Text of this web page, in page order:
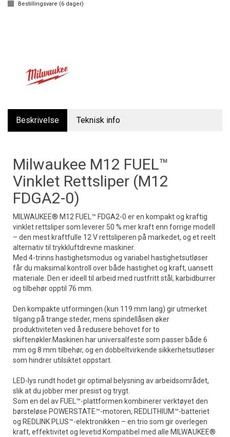
Bestillingsvare (6 dager)
Beskrivelse Teknisk info
Milwaukee M12 FUEL™
Vinklet Rettsliper (M12
FDGA2-0)
MILWAUKEE® M12 FUEL™ FDGA2-0 er en kompakt og kraftig
vinklet rettsliper som leverer 50 % mer kraft enn forrige modell
– den mest kraftfulle 12 V rettsliperen på markedet, og et reelt
alternativ til trykkluftdrevne maskiner.
Med 4-trinns hastighetsmodus og variabel hastighetsutløser
får du maksimal kontroll over både hastighet og kraft, uansett
materiale. Den er ideell til arbeid med rustfritt stål, karbidburrer
og tilbehør opptil 76 mm.
Den kompakte utformingen (kun 119 mm lang) gir utmerket
tilgang på trange steder, mens spindellåsen øker
produktiviteten ved å redusere behovet for to
skiftenøkler.Maskinen har universalfeste som passer både 6
mm og 8 mm tilbehør, og en dobbeltvirkende sikkerhetsutløser
som hindrer utilsiktet oppstart.
LED-lys rundt hodet gir optimal belysning av arbeidsområdet,
slik at du jobber mer presist og trygt.
Som en del av FUEL™-plattformen kombinerer verktøyet den
børsteløse POWERSTATE™-motoren, REDLITHIUM™-batteriet
og REDLINK PLUS™-elektronikken – en trio som gir overlegen
kraft, effektivitet og levetid.Kompatibel med alle MILWAUKEE®